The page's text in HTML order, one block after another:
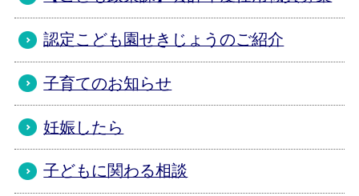
認定こども園せきじょうのご紹介
子育てのお知らせ
妊娠したら
子どもに関わる相談